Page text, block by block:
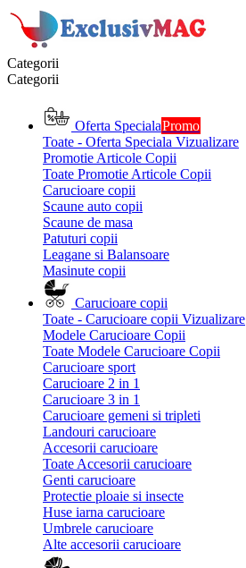
Categorii
Categorii
Oferta SpecialaPromo
Toate - Oferta Speciala Vizualizare
Promotie Articole Copii
Toate Promotie Articole Copii
Carucioare copii
Scaune auto copii
Scaune de masa
Patuturi copii
Leagane si Balansoare
Masinute copii
Carucioare copii
Toate - Carucioare copii Vizualizare
Modele Carucioare Copii
Toate Modele Carucioare Copii
Carucioare sport
Carucioare 2 in 1
Carucioare 3 in 1
Carucioare gemeni si tripleti
Landouri carucioare
Accesorii carucioare
Toate Accesorii carucioare
Genti carucioare
Protectie ploaie si insecte
Huse iarna carucioare
Umbrele carucioare
Alte accesorii carucioare